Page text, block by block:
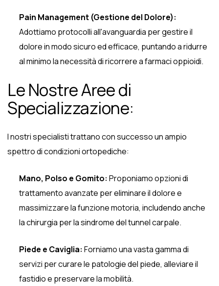
Pain Management (Gestione del Dolore):
Adottiamo protocolli all'avanguardia per gestire il
dolore in modo sicuro ed efficace, puntando a ridurre
al minimo la necessità di ricorrere a farmaci oppioidi.
Le Nostre Aree di
Specializzazione:
I nostri specialisti trattano con successo un ampio
spettro di condizioni ortopediche:
Mano, Polso e Gomito: Proponiamo opzioni di
trattamento avanzate per eliminare il dolore e
massimizzare la funzione motoria, includendo anche
la chirurgia per la sindrome del tunnel carpale.
Piede e Caviglia: Forniamo una vasta gamma di
servizi per curare le patologie del piede, alleviare il
fastidio e preservare la mobilità.